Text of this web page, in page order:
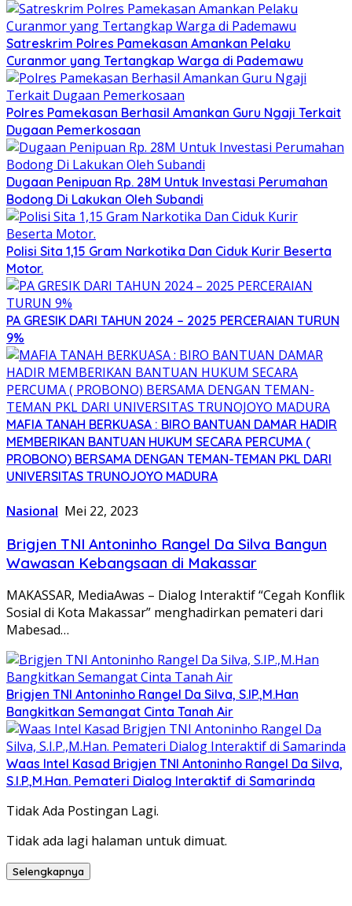
Satreskrim Polres Pamekasan Amankan Pelaku
Curanmor yang Tertangkap Warga di Pademawu
Polres Pamekasan Berhasil Amankan Guru Ngaji Terkait
Dugaan Pemerkosaan
Dugaan Penipuan Rp. 28M Untuk Investasi Perumahan
Bodong Di Lakukan Oleh Subandi
Polisi Sita 1,15 Gram Narkotika Dan Ciduk Kurir Beserta
Motor.
PA GRESIK DARI TAHUN 2024 – 2025 PERCERAIAN TURUN
9%
MAFIA TANAH BERKUASA : BIRO BANTUAN DAMAR HADIR
MEMBERIKAN BANTUAN HUKUM SECARA PERCUMA (
PROBONO) BERSAMA DENGAN TEMAN-TEMAN PKL DARI
UNIVERSITAS TRUNOJOYO MADURA
Nasional Mei 22, 2023
Brigjen TNI Antoninho Rangel Da Silva Bangun
Wawasan Kebangsaan di Makassar
MAKASSAR, MediaAwas – Dialog Interaktif “Cegah Konflik
Sosial di Kota Makassar” menghadirkan pemateri dari
Mabesad…
Brigjen TNI Antoninho Rangel Da Silva, S.IP.,M.Han
Bangkitkan Semangat Cinta Tanah Air
Waas Intel Kasad Brigjen TNI Antoninho Rangel Da Silva,
S.I.P.,M.Han. Pemateri Dialog Interaktif di Samarinda
Tidak Ada Postingan Lagi.
Tidak ada lagi halaman untuk dimuat.
Selengkapnya